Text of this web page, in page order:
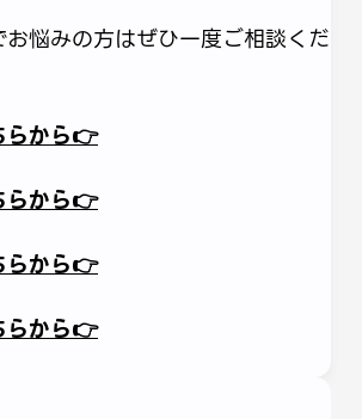
悩みの方はぜひ一度ご相談くだ
らから👉
らから👉
らから👉
らから👉